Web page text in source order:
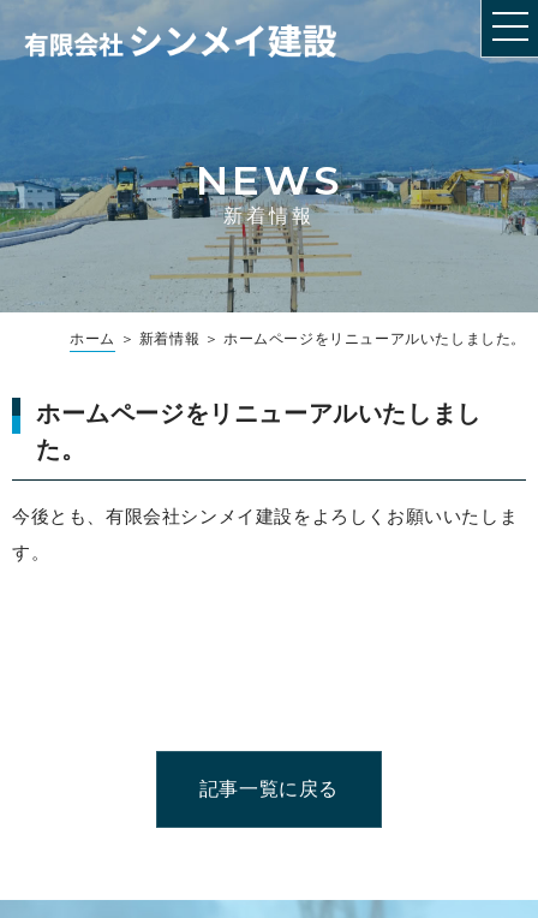
NEWS
新着情報
ホーム ＞ 新着情報 ＞ ホームページをリニューアルいたしました。
ホームページをリニューアルいたしまし
た。
今後とも、有限会社シンメイ建設をよろしくお願いいたしま
す。
記事一覧に戻る